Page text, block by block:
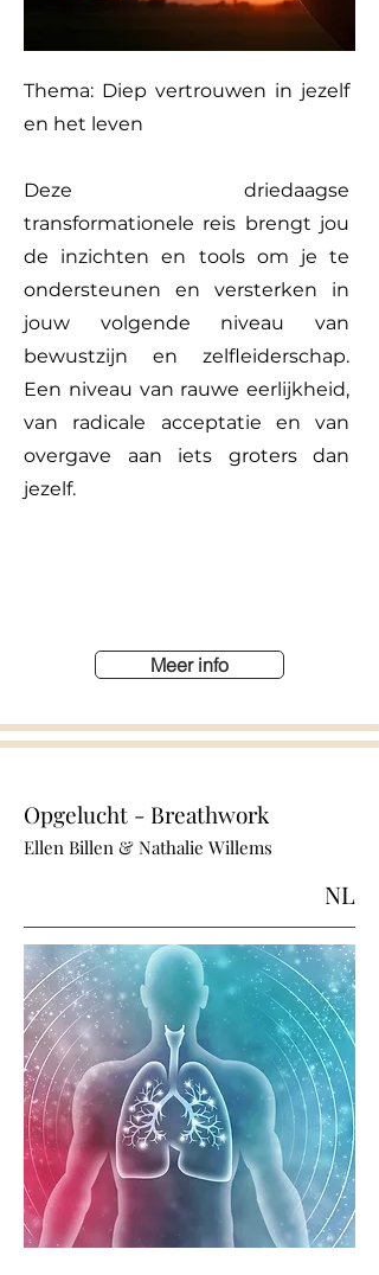
Thema: Diep vertrouwen in jezelf
en het leven
Deze driedaagse
transformationele reis brengt jou
de inzichten en tools om je te
ondersteunen en versterken in
jouw volgende niveau van
bewustzijn en zelfleiderschap.
Een niveau van rauwe eerlijkheid,
van radicale acceptatie en van
overgave aan iets groters dan
jezelf.
Meer info
Opgelucht - Breathwork
Ellen Billen & Nathalie Willems
NL